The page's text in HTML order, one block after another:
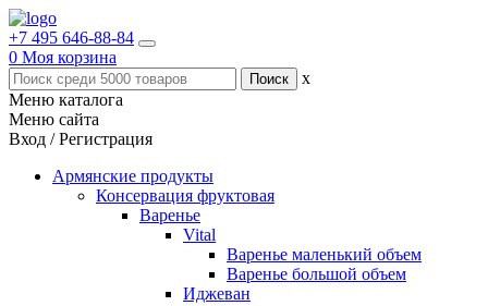
+7 495 646-88-84
0 Моя корзина
x
Меню каталога
Меню сайта
Вход / Регистрация
Армянские продукты
Консервация фруктовая
Варенье
Vital
Варенье маленький объем
Варенье большой объем
Иджеван